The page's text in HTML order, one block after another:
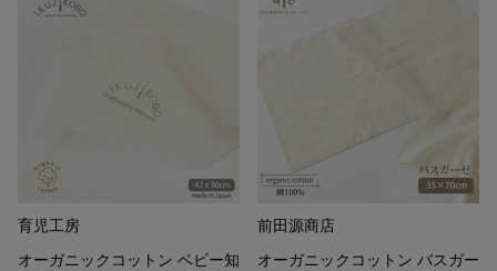
育児工房
オーガニックコットン ベビー知
前田源商店
オーガニックコットン バスガー